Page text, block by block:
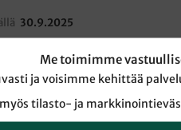
Me toimimme
ja voisimme kehittää
tilasto- ja
30.9.2025
useana vuonna
-festareilla, jotka
Kolmatta vuotta
opiskeleva Forma unelmoi